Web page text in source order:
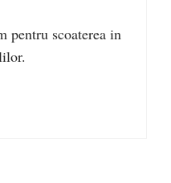
pentru scoaterea in